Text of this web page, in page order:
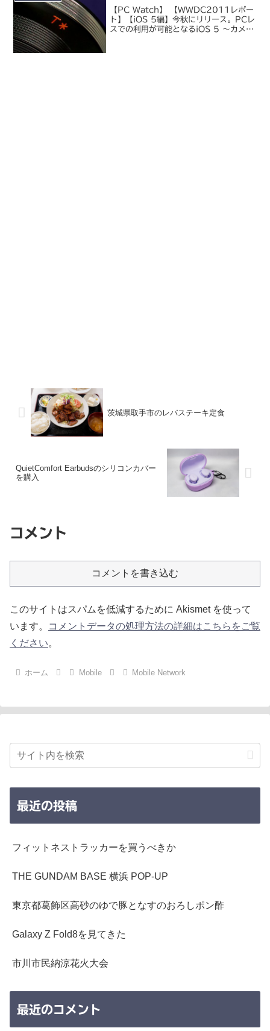
【PC Watch】 【WWDC2011レポー
ト】【iOS 5編】今秋にリリース。PCレ
スでの利用が可能となるiOS 5 ～カメラ
茨城県取手市のレバステーキ定食
QuietComfort Earbudsのシリコンカバー
を購入
コメント
コメントを書き込む
このサイトはスパムを低減するために Akismet を使って
います。
コメントデータの処理方法の詳細はこちらをご覧
ください。
ホーム Mobile Mobile Network
最近の投稿
フィットネストラッカーを買うべきか
THE GUNDAM BASE 横浜 POP-UP
東京都葛飾区高砂のゆで豚となすのおろしポン酢
Galaxy Z Fold8を見てきた
市川市民納涼花火大会
最近のコメント